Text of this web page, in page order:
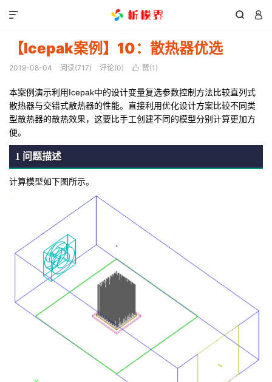
 

【Icepak案例】10：散热器优选
2019-08-04 阅读(717) 评论(0)  赞(1 )
本案例演示利用Icepak中的设计变量复选参数控制方法比较直列式
散热器与交错式散热器的性能。直接利用优化设计方案比较不同类
型散热器的散热效果，这要比手工创建不同的模型分别计算更加方
便。
1 问题描述
计算模型如下图所示。